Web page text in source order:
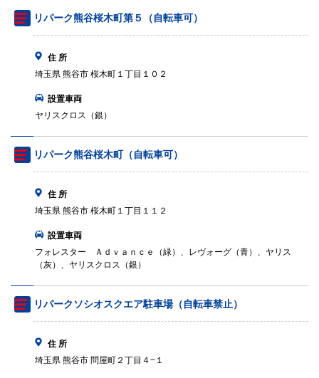
リパーク熊谷桜木町第５（自転車可）
住 所
埼玉県 熊谷市 桜木町１丁目１０２
設置車両
ヤリスクロス（銀）
リパーク熊谷桜木町（自転車可）
住 所
埼玉県 熊谷市 桜木町１丁目１１２
設置車両
フォレスター Ａｄｖａｎｃｅ（緑）、レヴォーグ（青）、ヤリス
（灰）、ヤリスクロス（銀）
リパークソシオスクエア駐車場（自転車禁止）
住 所
埼玉県 熊谷市 問屋町２丁目４−１